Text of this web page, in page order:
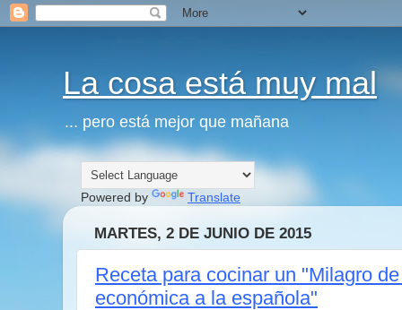
La cosa está muy mal
... pero está mejor que mañana
Powered by Translate
MARTES, 2 DE JUNIO DE 2015
Receta para cocinar un "Milagro
económica a la española"